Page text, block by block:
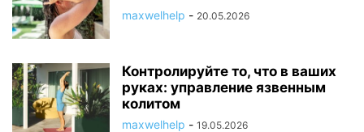
maxwelhelp - 20.05.2026
Контролируйте то, что в ваших
руках: управление язвенным
колитом
maxwelhelp - 19.05.2026